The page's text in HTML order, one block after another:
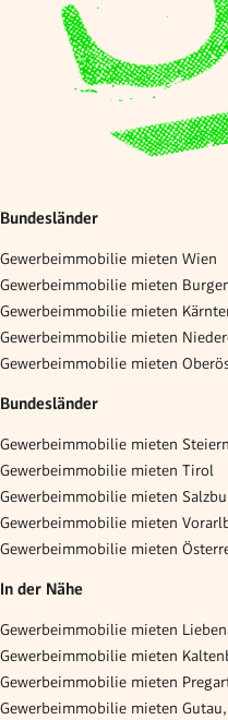
Bundesländer
Gewerbeimmobilie mieten Wien
Gewerbeimmobilie mieten
Gewerbeimmobilie mieten
Gewerbeimmobilie mieten
Gewerbeimmobilie mieten
Bundesländer
Gewerbeimmobilie mieten
Gewerbeimmobilie mieten Tirol
Gewerbeimmobilie mieten
Gewerbeimmobilie mieten
Gewerbeimmobilie mieten
In der Nähe
Gewerbeimmobilie mieten
Gewerbeimmobilie mieten
Gewerbeimmobilie mieten
Gewerbeimmobilie mieten